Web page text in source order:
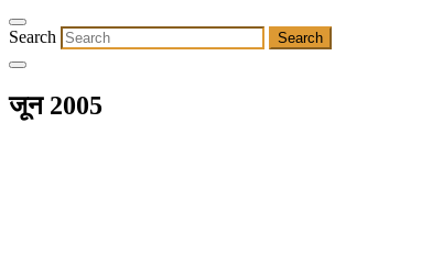
Search
जून 2005